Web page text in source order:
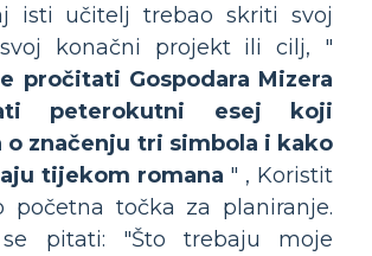
isti učitelj trebao skriti svoj
konačni projekt ili cilj, "
pročitati Gospodara Mizera
peterokutni esej koji
o značenju tri simbola i kako
tijekom romana " , Koristit
početna točka za planiranje.
pitati: "Što trebaju moje